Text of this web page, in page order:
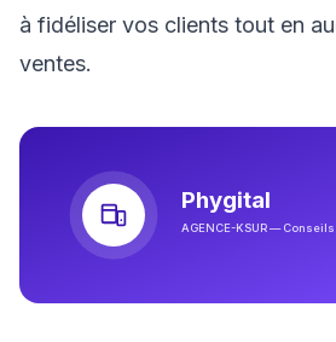
à fidéliser vos clients tout en
ventes.
Phygital
AGENCE-KSUR —